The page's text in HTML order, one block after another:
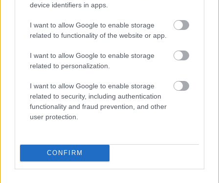
device identifiers in apps.
I want to allow Google to enable storage
related to functionality of the website or app.
I want to allow Google to enable storage
related to personalization.
I want to allow Google to enable storage
related to security, including authentication
functionality and fraud prevention, and other
user protection.
CONFIRM
Αστρονόμοι μέτρησαν την μακρινή
επίδραση ενός κβάζαρ στο σύμπαν –
Τι ανακάλυψαν